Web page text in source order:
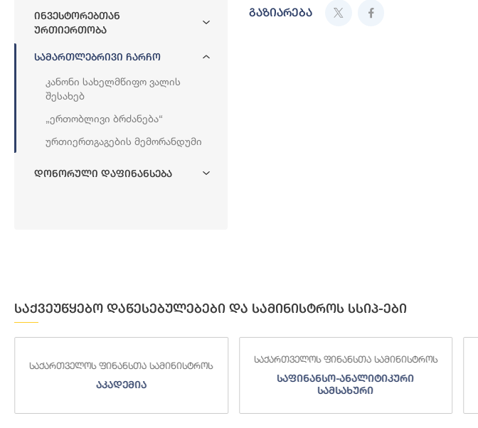
Ინვესტორებთან
Ურთიერთობა
Სამართლებრივი Ჩარჩო
Კანონი Სახელმწიფო Ვალის
Შესახებ
„ერთობლივი Ბრძანება“
Ურთიერთგაგების Მემორანდუმი
Დონორული Დაფინანსება
გაზიარება
საქვეუწყებო დაწესებულებები და სამინისტროს სსიპ-ები
საქართველოს ფინანსთა სამინისტროს
აკადემია
საქართველოს ფინანსთა სამინისტროს
საფინანსო-ანალიტიკური
სამსახური